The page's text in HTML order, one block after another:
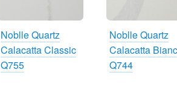
Noblle Quartz
Calacatta Classic
Q755
Noblle Quartz
Calacatta
Q744